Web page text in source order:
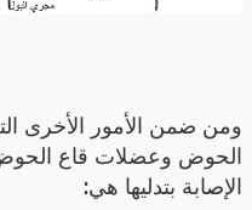
ومن ضمن الأمور الأخرى
الحوض وعضلات قاع الحوض
الإصابة بتدليها هي: